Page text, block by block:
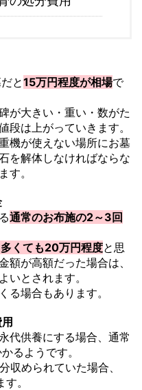
と15万円程度が相場で
が大きい・重い・数がた
段は上がっていきます。
機が使えない場所にお墓
を解体しなければならな
す。
通常のお布施の2～3回
くても20万円程度と思
額が高額だった場合は、
いとされます。
る場合もあります。
代供養にする場合、通常
るようです。
収められていた場合、
。